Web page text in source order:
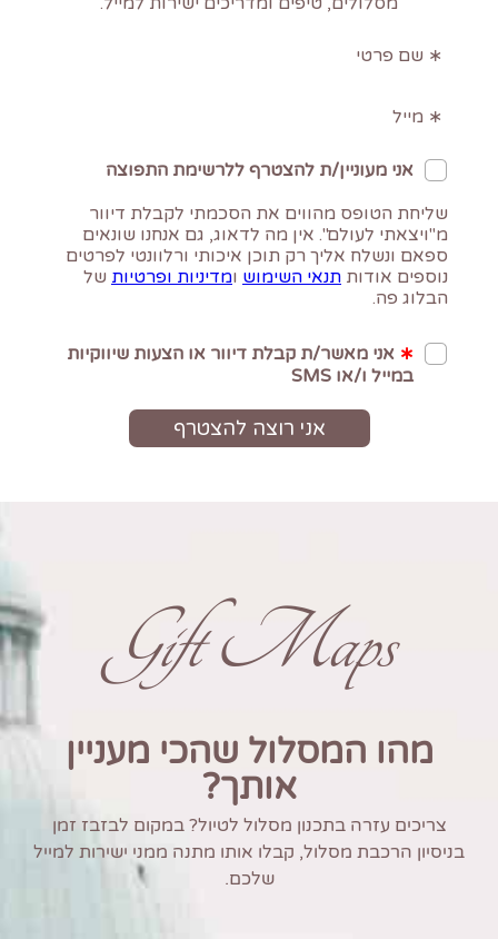
Gift Maps
מהו המסלול שהכי מעניין
אותך?
צריכים עזרה בתכנון מסלול לטיול? במקום לבזבז זמן
בניסיון הרכבת מסלול, קבלו אותו מתנה ממני ישירות למייל
שלכם.